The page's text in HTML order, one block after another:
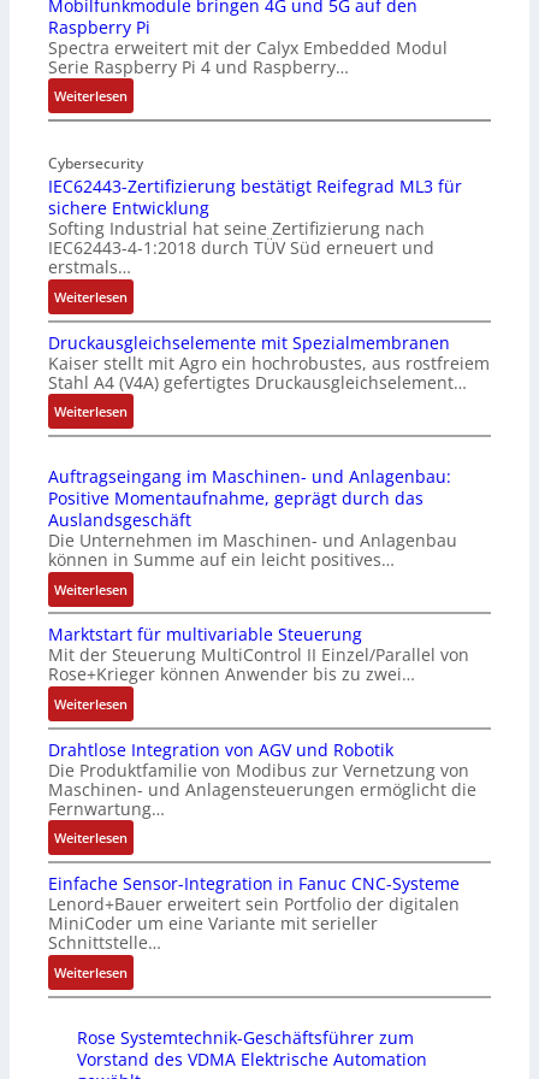
Z
o
l
l
-
n
d
u
s
t
r
i
e
-
P
C
l
ä
s
t
s
i
c
h
f
l
e
x
i
b
e
l
f
ü
r
i
e
A
n
w
n
d
Mobilfunkmodule bringen 4G und 5G auf den
Raspberry Pi
Spectra erweitert mit der Calyx Embedded Modul
Serie Raspberry Pi 4 und Raspberry…
Weiterlesen:
M
b
i
l
f
u
n
k
m
o
d
u
l
e
r
i
n
g
e
n
G
u
n
d
5
G
a
u
d
n
R
a
p
e
r
Cybersecurity
IEC62443-Zertifizierung bestätigt Reifegrad ML3 für
sichere Entwicklung
Softing Industrial hat seine Zertifizierung nach
IEC62443-4-1:2018 durch TÜV Süd erneuert und
erstmals…
Weiterlesen:
I
E
6
2
4
3
-
Z
e
r
t
i
f
i
z
i
e
u
n
g
b
e
s
t
ä
t
i
R
e
Druckausgleichselemente mit Spezialmembranen
Kaiser stellt mit Agro ein hochrobustes, aus rostfreiem
Stahl A4 (V4A) gefertigtes Druckausgleichselement…
Weiterlesen:
D
u
c
k
a
u
s
g
l
e
i
c
h
e
l
e
m
e
n
t
e
m
i
S
p
e
Auftragseingang im Maschinen- und Anlagenbau:
Positive Momentaufnahme, geprägt durch das
Auslandsgeschäft
Die Unternehmen im Maschinen- und Anlagenbau
können in Summe auf ein leicht positives…
Weiterlesen:
A
u
f
t
r
a
g
s
e
i
n
g
a
n
g
i
m
M
s
c
Marktstart für multivariable Steuerung
Mit der Steuerung MultiControl II Einzel/Parallel von
Rose+Krieger können Anwender bis zu zwei…
Weiterlesen:
M
a
r
k
t
s
t
a
r
t
f
ü
r
u
l
Drahtlose Integration von AGV und Robotik
Die Produktfamilie von Modibus zur Vernetzung von
Maschinen- und Anlagensteuerungen ermöglicht die
Fernwartung…
Weiterlesen:
D
r
a
h
t
l
o
e
I
Einfache Sensor-Integration in Fanuc CNC-Systeme
Lenord+Bauer erweitert sein Portfolio der digitalen
MiniCoder um eine Variante mit serieller
Schnittstelle…
Weiterlesen:
E
n
f
Rose Systemtechnik-Geschäftsführer zum
Vorstand des VDMA Elektrische Automation